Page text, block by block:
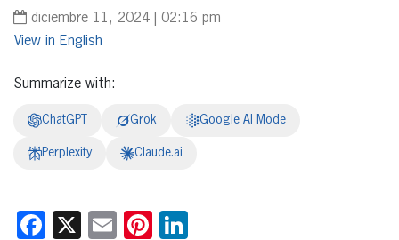
diciembre 11, 2024 | 02:16 pm
English
Summarize with:
ChatGPT Grok Google AI Mode
Perplexity Claude.ai
Facebook
X EmailPinterest